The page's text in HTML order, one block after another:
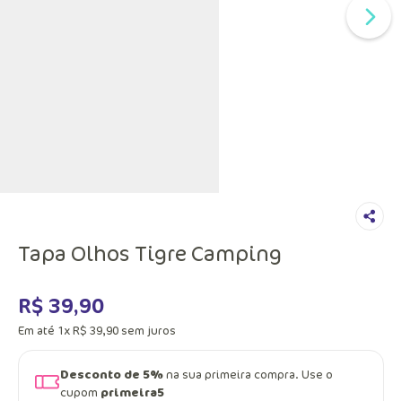
Tapa Olhos Tigre Camping
R$ 39,90
Em até 1xR$ 39,90 sem juros
Desconto de 5%na sua primeira compra. Use o
cupom primeira5